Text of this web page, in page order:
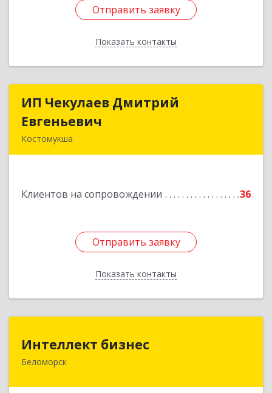
Отправить заявку
Показать контакты
Отправить заявку
Назад
ИП Чекулаев Дмитрий
Евгеньевич
Костомукша
Клиентов на сопровождении 36
Отправить заявку
Показать контакты
ИП Чекулаев Дмитрий
Отправить заявку
Назад
Интеллект бизнес
Беломорск